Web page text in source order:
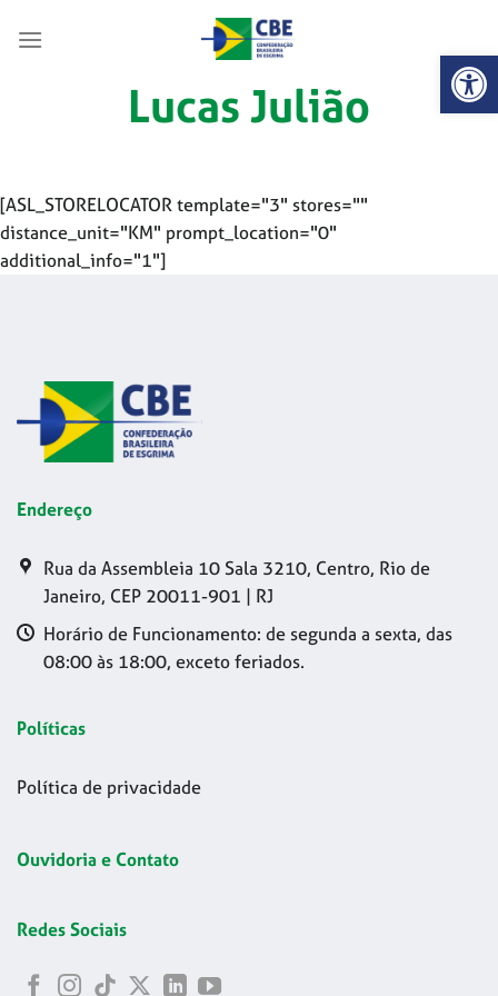
Abrir
Lucas Julião
[ASL_STORELOCATOR template="3" stores=""
distance_unit="KM" prompt_location="0"
additional_info="1"]
Endereço
Rua da Assembleia 10 Sala 3210, Centro, Rio de
Janeiro, CEP 20011-901 | RJ
Horário de Funcionamento: de segunda a sexta, das
08:00 às 18:00, exceto feriados.
Políticas
Política de privacidade
Ouvidoria e Contato
Redes Sociais